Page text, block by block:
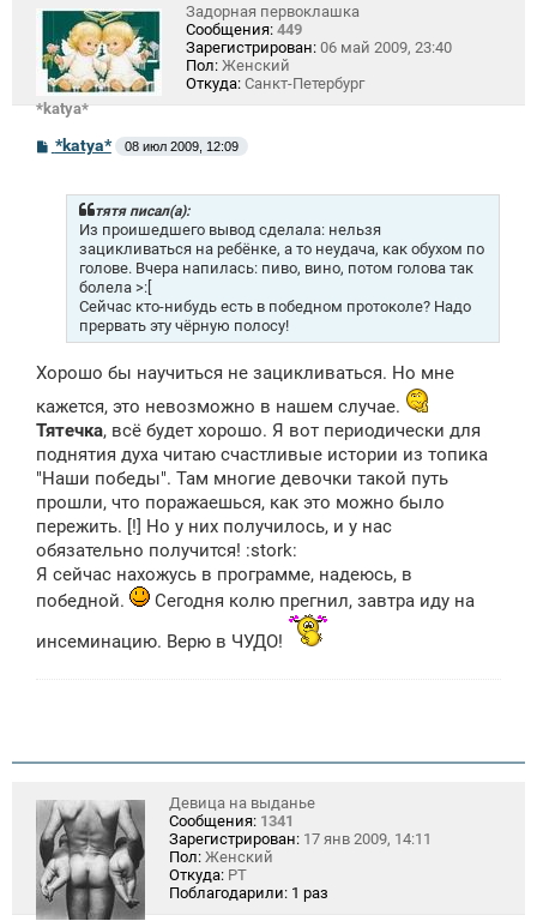
*katya*
Задорная первоклашка
Сообщения: 449
Зарегистрирован: 06 май 2009, 23:40
Пол: Женский
Откуда: Санкт-Петербург
С
о
*katya* 08 июл 2009, 12:09
тятя писал(а):
Из проишедшего вывод сделала: нельзя
зацикливаться на ребёнке, а то неудача, как обухом по
голове. Вчера напилась: пиво, вино, потом голова так
болела >:[
Сейчас кто-нибудь есть в победном протоколе? Надо
прервать эту чёрную полосу!
Хорошо бы научиться не зацикливаться. Но мне
кажется, это невозможно в нашем случае.
Тятечка, всё будет хорошо. Я вот периодически для
поднятия духа читаю счастливые истории из топика
"Наши победы". Там многие девочки такой путь
прошли, что поражаешься, как это можно было
пережить. [!] Но у них получилось, и у нас
обязательно получится! :stork:
Я сейчас нахожусь в программе, надеюсь, в
победной.
Сегодня колю прегнил, завтра иду на
инсеминацию. Верю в ЧУДО!
Девица на выданье
Сообщения: 1341
Зарегистрирован: 17 янв 2009, 14:11
Пол: Женский
Откуда: РТ
Поблагодарили: 1 раз